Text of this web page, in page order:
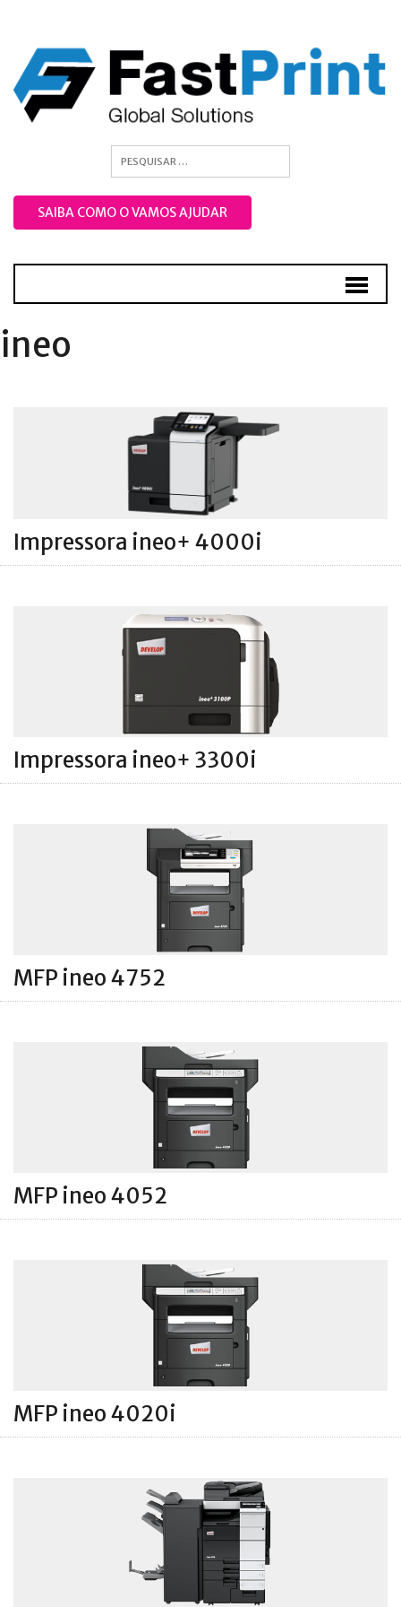
SAIBA COMO O VAMOS AJUDAR
ineo
Impressora ineo+ 4000i
Impressora ineo+ 3300i
MFP ineo 4752
MFP ineo 4052
MFP ineo 4020i